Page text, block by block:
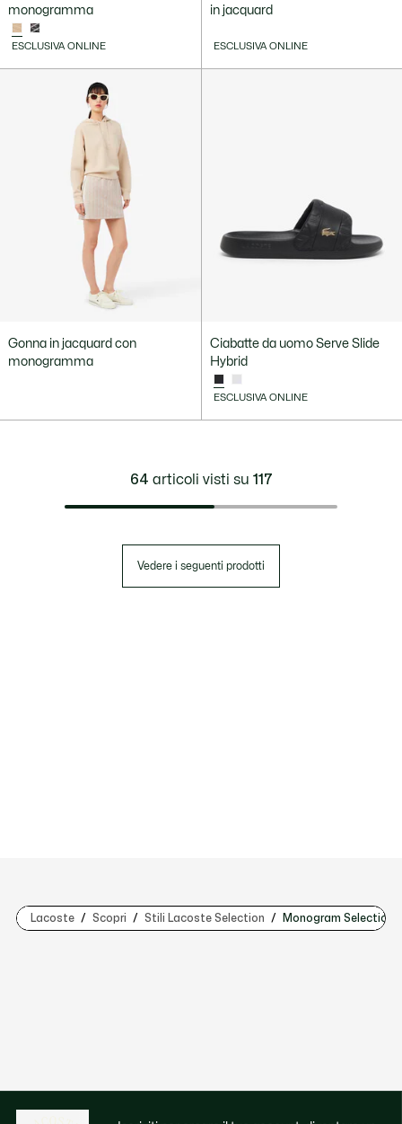
monogramma
ESCLUSIVA ONLINE
in jacquard
ESCLUSIVA ONLINE
Gonna in jacquard con
monogramma
Ciabatte da uomo Serve Slide
Hybrid
ESCLUSIVA ONLINE
64 articoli visti su 117
Vedere i seguenti prodotti
Lacoste Scopri Stili Lacoste Selection Monogram Selection